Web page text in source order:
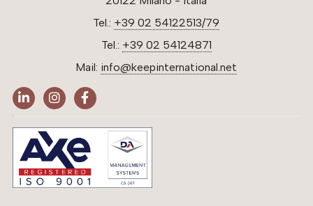
Tel.: +39 02 54122513/79
Tel.: +39 02 54124871
Mail: info@keepinternational.net